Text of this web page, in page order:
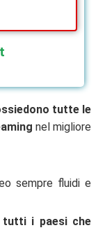
tutte le
nel migliore
sempre fluidi e
tutti i paesi che